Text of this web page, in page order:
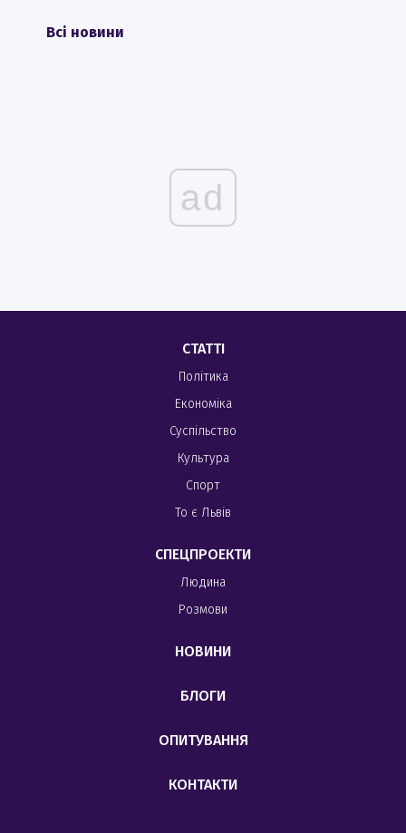
Всі новини
ad
СТАТТІ
Політика
Економіка
Суспільство
Культура
Спорт
То є Львів
СПЕЦПРОЕКТИ
Людина
Розмови
НОВИНИ
БЛОГИ
ОПИТУВАННЯ
КОНТАКТИ